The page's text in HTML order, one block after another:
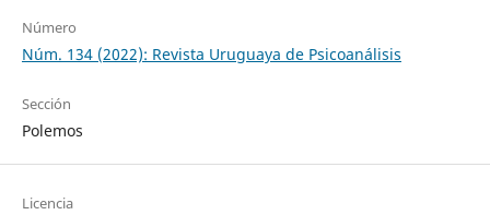
Número
Núm. 134 (2022): Revista Uruguaya de Psicoanálisis
Sección
Polemos
Licencia